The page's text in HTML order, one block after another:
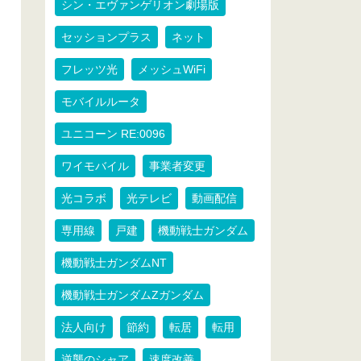
シン・エヴァンゲリオン劇場版
セッションプラス ネット
フレッツ光 メッシュWiFi
モバイルルータ
ユニコーン RE:0096
ワイモバイル 事業者変更
光コラボ 光テレビ 動画配信
専用線 戸建 機動戦士ガンダム
機動戦士ガンダムNT
機動戦士ガンダムZガンダム
法人向け 節約 転居 転用